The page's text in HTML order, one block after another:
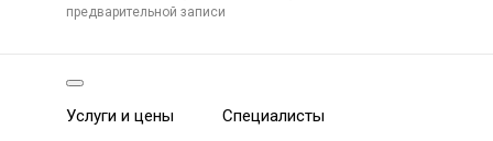
предварительной записи
Услуги и цены Специалисты